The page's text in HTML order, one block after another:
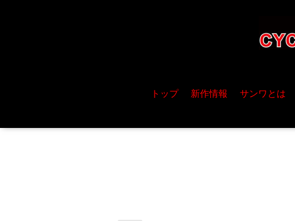
トップ 新作情報 サンワとは